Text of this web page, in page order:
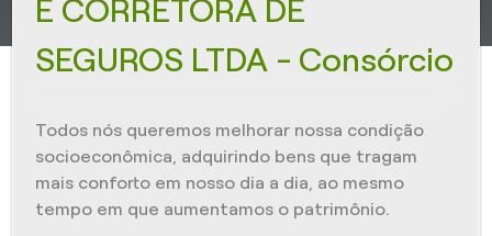
E CORRETORA DE
SEGUROS LTDA - Consórcio
Todos nós queremos melhorar nossa condição
socioeconômica, adquirindo bens que tragam
mais conforto em nosso dia a dia, ao mesmo
tempo em que aumentamos o patrimônio.